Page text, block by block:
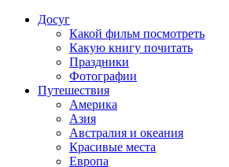
Досуг
Какой фильм посмотреть
Какую книгу почитать
Праздники
Фотографии
Путешествия
Америка
Азия
Австралия и океания
Красивые места
Европа